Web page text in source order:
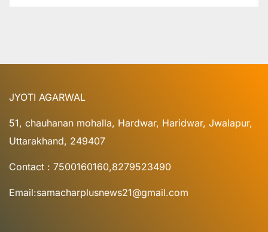
JYOTI AGARWAL
51, chauhanan mohalla, Hardwar, Haridwar, Jwalapur,
Uttarakhand, 249407
Contact : 7500160160,8279523490
Email:samacharplusnews21@gmail.com